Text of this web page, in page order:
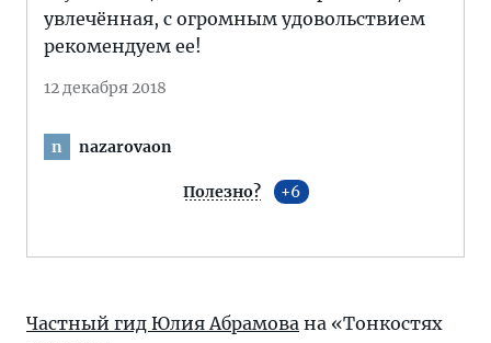
увлечённая, с огромным удовольствием
рекомендуем ее!
12 декабря 2018
n nazarovaon
Полезно? 6
Частный гид Юлия Абрамова на «Тонкостях